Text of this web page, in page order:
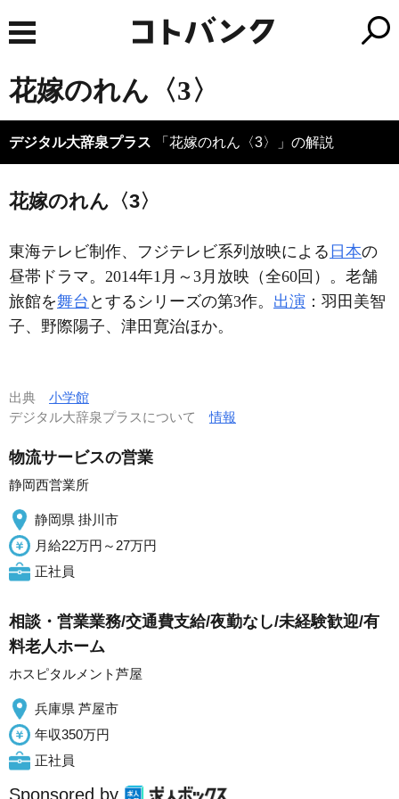
花嫁のれん〈3〉
デジタル大辞泉プラス 「花嫁のれん〈3〉」の解説
花嫁のれん〈3〉
東海テレビ制作、フジテレビ系列放映による 日本の
昼帯ドラマ。2014年1月～3月放映（全60回）。老舗
旅館を舞台 とするシリーズの第3作。 出演 ：羽田美智
子、野際陽子、津田寛治ほか。
出典 小学館
デジタル大辞泉プラスについて情報
物流サービスの営業
静岡西営業所
静岡県 掛川市
月給22万円～27万円
正社員
相談・営業業務/交通費支給/夜勤なし/未経験歓迎/有
料老人ホーム
ホスピタルメント芦屋
兵庫県 芦屋市
年収350万円
正社員
Sponsored by